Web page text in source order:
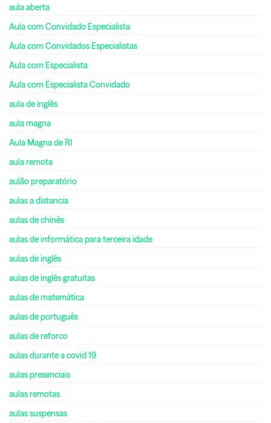
aula aberta
Aula com Convidado Especialista
Aula com Convidados Especialistas
Aula com Especialista
Aula com Especialista Convidado
aula de inglês
aula magna
Aula Magna de RI
aula remota
aulão preparatório
aulas a distancia
aulas de chinês
aulas de informática para terceira idade
aulas de inglês
aulas de inglês gratuitas
aulas de matemática
aulas de português
aulas de reforco
aulas durante a covid 19
aulas presenciais
aulas remotas
aulas suspensas